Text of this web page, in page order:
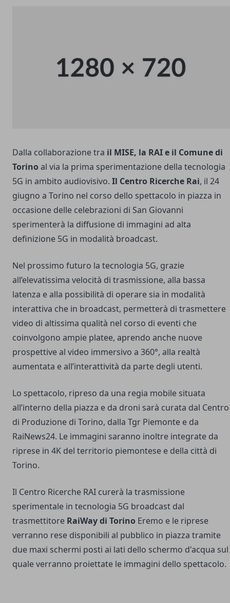
Dalla collaborazione tra il MISE, la RAI e il Comune di
Torino al via la prima sperimentazione della tecnologia
5G in ambito audiovisivo. Il Centro Ricerche Rai, il 24
giugno a Torino nel corso dello spettacolo in piazza in
occasione delle celebrazioni di San Giovanni
sperimenterà la diffusione di immagini ad alta
definizione 5G in modalità broadcast.
Nel prossimo futuro la tecnologia 5G, grazie
all’elevatissima velocità di trasmissione, alla bassa
latenza e alla possibilità di operare sia in modalità
interattiva che in broadcast, permetterà di trasmettere
video di altissima qualità nel corso di eventi che
coinvolgono ampie platee, aprendo anche nuove
prospettive al video immersivo a 360°, alla realtà
aumentata e all’interattività da parte degli utenti.
Lo spettacolo, ripreso da una regia mobile situata
all’interno della piazza e da droni sarà curata dal Centro
di Produzione di Torino, dalla Tgr Piemonte e da
RaiNews24. Le immagini saranno inoltre integrate da
riprese in 4K del territorio piemontese e della città di
Torino.
Il Centro Ricerche RAI curerà la trasmissione
sperimentale in tecnologia 5G broadcast dal
trasmettitore RaiWay di Torino Eremo e le riprese
verranno rese disponibili al pubblico in piazza tramite
due maxi schermi posti ai lati dello schermo d'acqua sul
quale verranno proiettate le immagini dello spettacolo.